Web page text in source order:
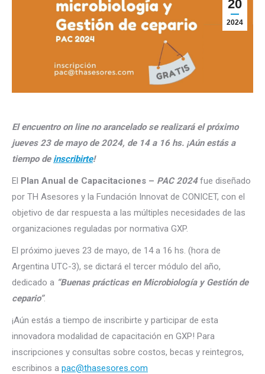
20
2024
El encuentro on line no arancelado se realizará el próximo
jueves 23 de mayo de 2024, de 14 a 16 hs. ¡Aún estás a
tiempo de inscribirte!
El Plan Anual de Capacitaciones – PAC 2024fue diseñado
por TH Asesores y la Fundación Innovat de CONICET, con el
objetivo de dar respuesta a las múltiples necesidades de las
organizaciones reguladas por normativa GXP.
El próximo jueves 23 de mayo, de 14 a 16 hs. (hora de
Argentina UTC-3), se dictará el tercer módulo del año,
dedicado a “Buenas prácticas en Microbiología y Gestión de
cepario”.
¡Aún estás a tiempo de inscribirte y participar de esta
innovadora modalidad de capacitación en GXP! Para
inscripciones y consultas sobre costos, becas y reintegros,
escribinos a pac@thasesores.com